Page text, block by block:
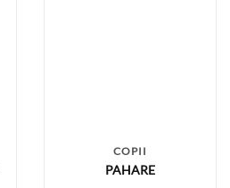
COPII
PAHARE